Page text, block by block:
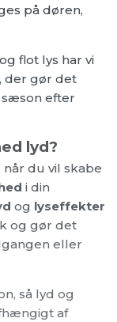
på døren,
flot lys har vi
der gør det
efter
lyd?
du vil skabe
i din
og lyseffekter
og gør det
eller
så lyd og
af